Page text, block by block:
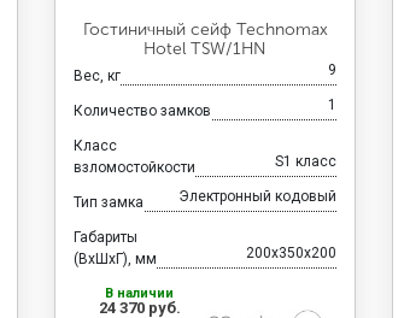
Гостиничный сейф Technomax
Hotel TSW/1HN
Вес, кг 9
Количество замков 1
Класс
взломостойкости
S1 класс
Тип замка Электронный кодовый
Габариты
(ВхШхГ), мм
200x350x200
В наличии
24 370 руб.